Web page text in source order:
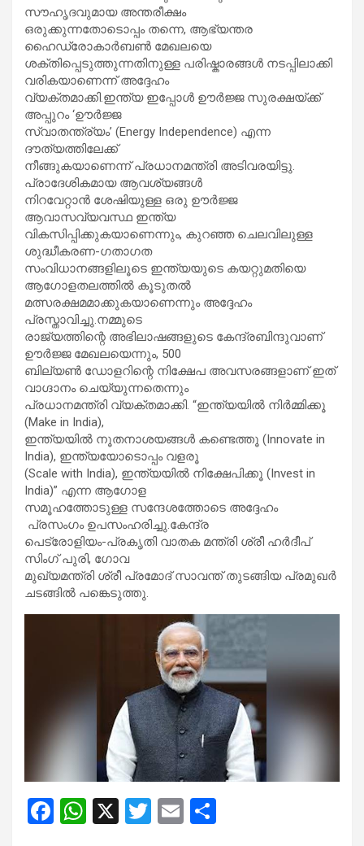
സൗഹൃദവുമായ അന്തരീക്ഷം
ഒരുക്കുന്നതോടൊപ്പം തന്നെ, ആഭ്യന്തര
ഹൈഡ്രോകാർബൺ മേഖലയെ
ശക്തിപ്പെടുത്തുന്നതിനുള്ള പരിഷ്കാരങ്ങൾ നടപ്പിലാക്കി
വരികയാണെന്ന് അദ്ദേഹം
വ്യക്തമാക്കി.ഇന്ത്യ ഇപ്പോൾ ഊർജ്ജ സുരക്ഷയ്ക്ക്
അപ്പുറം ‘ഊർജ്ജ
സ്വാതന്ത്ര്യം’ (Energy Independence) എന്ന
ദൗത്യത്തിലേക്ക്
നീങ്ങുകയാണെന്ന് പ്രധാനമന്ത്രി അടിവരയിട്ടു.
പ്രാദേശികമായ ആവശ്യങ്ങൾ
നിറവേറ്റാൻ ശേഷിയുള്ള ഒരു ഊർജ്ജ
ആവാസവ്യവസ്ഥ ഇന്ത്യ
വികസിപ്പിക്കുകയാണെന്നും, കുറഞ്ഞ ചെലവിലുള്ള
ശുദ്ധീകരണ-ഗതാഗത
സംവിധാനങ്ങളിലൂടെ ഇന്ത്യയുടെ കയറ്റുമതിയെ
ആഗോളതലത്തിൽ കൂടുതൽ
മത്സരക്ഷമമാക്കുകയാണെന്നും അദ്ദേഹം
പ്രസ്താവിച്ചു.നമ്മുടെ
രാജ്യത്തിന്റെ അഭിലാഷങ്ങളുടെ കേന്ദ്രബിന്ദുവാണ്
ഊർജ്ജ മേഖലയെന്നും, 500
ബില്യൺ ഡോളറിന്റെ നിക്ഷേപ അവസരങ്ങളാണ് ഇത്
വാഗ്ദാനം ചെയ്യുന്നതെന്നും
പ്രധാനമന്ത്രി വ്യക്തമാക്കി. “ഇന്ത്യയിൽ നിർമ്മിക്കൂ
(Make in India),
ഇന്ത്യയിൽ നൂതനാശയങ്ങൾ കണ്ടെത്തൂ (Innovate in
India), ഇന്ത്യയോടൊപ്പം വളരൂ
(Scale with India), ഇന്ത്യയിൽ നിക്ഷേപിക്കൂ (Invest in
India)” എന്ന ആഗോള
സമൂഹത്തോടുള്ള സന്ദേശത്തോടെ അദ്ദേഹം
പ്രസംഗം ഉപസംഹരിച്ചു.കേന്ദ്ര
പെട്രോളിയം-പ്രകൃതി വാതക മന്ത്രി ശ്രീ ഹർദീപ്
സിംഗ് പുരി, ഗോവ
മുഖ്യമന്ത്രി ശ്രീ പ്രമോദ് സാവന്ത് തുടങ്ങിയ പ്രമുഖർ
ചടങ്ങിൽ പങ്കെടുത്തു.
F
W X
T
E